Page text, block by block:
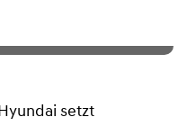
setzt